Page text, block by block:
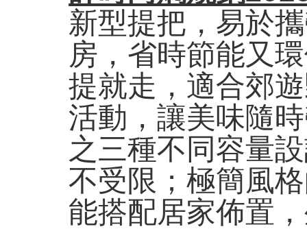
新型提把，易於
房，省時節能又
提就走，適合郊
活動，讓美味隨
之三種不同容量
不受限；極簡風
能搭配居家佈置